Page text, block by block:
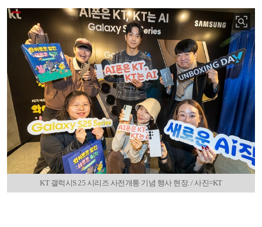
KT 갤럭시S 25 시리즈 사전개통 기념 행사 현장. / 사진=KT